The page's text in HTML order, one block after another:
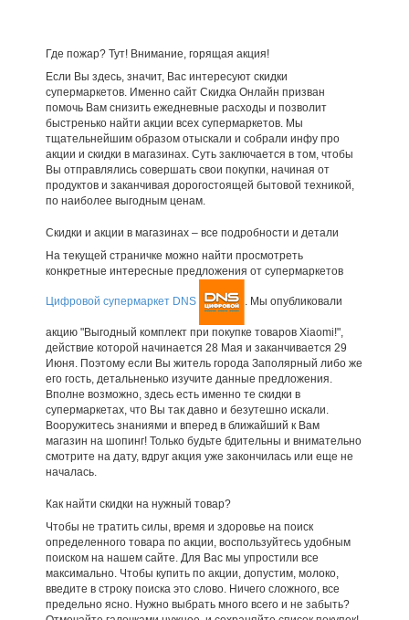
Где пожар? Тут! Внимание, горящая акция!
Если Вы здесь, значит, Вас интересуют скидки
супермаркетов. Именно сайт Скидка Онлайн призван
помочь Вам снизить ежедневные расходы и позволит
быстренько найти акции всех супермаркетов. Мы
тщательнейшим образом отыскали и собрали инфу про
акции и скидки в магазинах. Суть заключается в том, чтобы
Вы отправлялись совершать свои покупки, начиная от
продуктов и заканчивая дорогостоящей бытовой техникой,
по наиболее выгодным ценам.
Скидки и акции в магазинах – все подробности и детали
На текущей страничке можно найти просмотреть
конкретные интересные предложения от супермаркетов
Цифровой супермаркет DNS . Мы опубликовали
акцию "Выгодный комплект при покупке товаров Xiaomi!",
действие которой начинается 28 Мая и заканчивается 29
Июня. Поэтому если Вы житель города Заполярный либо же
его гость, детальненько изучите данные предложения.
Вполне возможно, здесь есть именно те скидки в
супермаркетах, что Вы так давно и безутешно искали.
Вооружитесь знаниями и вперед в ближайший к Вам
магазин на шопинг! Только будьте бдительны и внимательно
смотрите на дату, вдруг акция уже закончилась или еще не
началась.
Как найти скидки на нужный товар?
Чтобы не тратить силы, время и здоровье на поиск
определенного товара по акции, воспользуйтесь удобным
поиском на нашем сайте. Для Вас мы упростили все
максимально. Чтобы купить по акции, допустим, молоко,
введите в строку поиска это слово. Ничего сложного, все
предельно ясно. Нужно выбрать много всего и не забыть?